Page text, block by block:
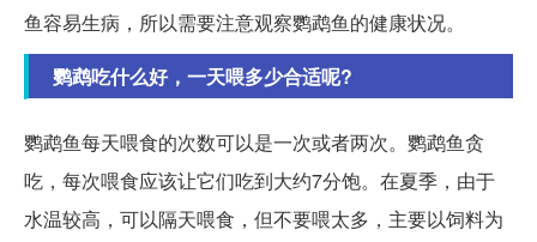
鱼容易生病，所以需要注意观察鹦鹉鱼的健康状况。
鹦鹉吃什么好，一天喂多少合适呢?
鹦鹉鱼每天喂食的次数可以是一次或者两次。鹦鹉鱼贪
吃，每次喂食应该让它们吃到大约7分饱。在夏季，由于
水温较高，可以隔天喂食，但不要喂太多，主要以饲料为